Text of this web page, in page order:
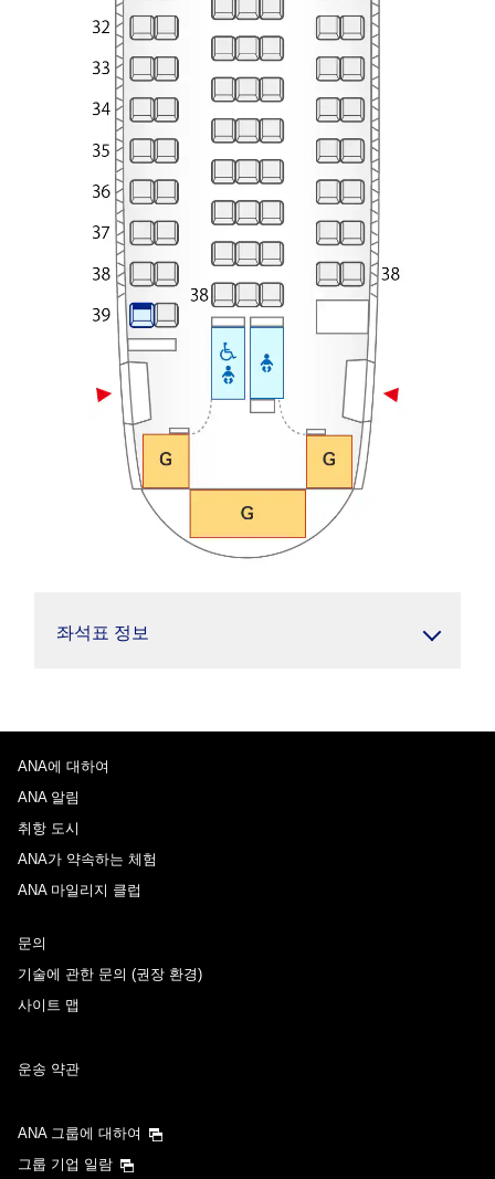
좌석표 정보
ANA에 대하여
ANA 알림
취항 도시
ANA가 약속하는 체험
ANA 마일리지 클럽
문의
기술에 관한 문의 (권장 환경)
사이트 맵
운송 약관
ANA 그룹에 대하여
그룹 기업 일람